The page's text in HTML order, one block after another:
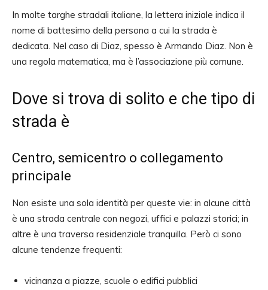
In molte targhe stradali italiane, la lettera iniziale indica il
nome di battesimo della persona a cui la strada è
dedicata. Nel caso di Diaz, spesso è Armando Diaz. Non è
una regola matematica, ma è l’associazione più comune.
Dove si trova di solito e che tipo di
strada è
Centro, semicentro o collegamento
principale
Non esiste una sola identità per queste vie: in alcune città
è una strada centrale con negozi, uffici e palazzi storici; in
altre è una traversa residenziale tranquilla. Però ci sono
alcune tendenze frequenti:
vicinanza a piazze, scuole o edifici pubblici